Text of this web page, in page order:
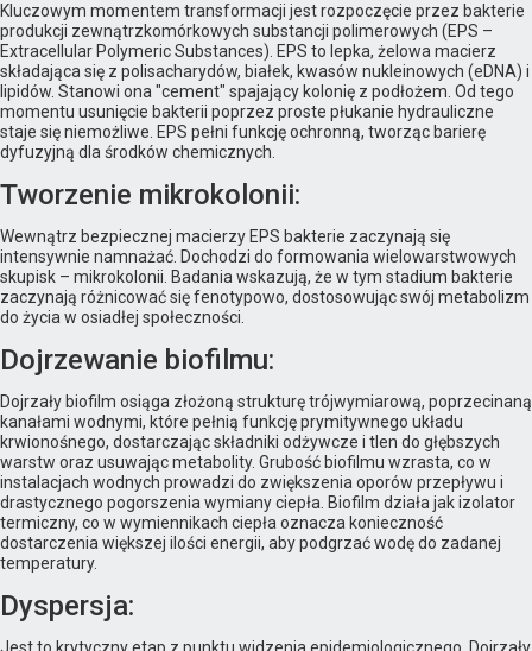
Kluczowym momentem transformacji jest rozpoczęcie przez bakterie
produkcji zewnątrzkomórkowych substancji polimerowych (EPS –
Extracellular Polymeric Substances). EPS to lepka, żelowa macierz
składająca się z polisacharydów, białek, kwasów nukleinowych (eDNA) i
lipidów. Stanowi ona "cement" spajający kolonię z podłożem. Od tego
momentu usunięcie bakterii poprzez proste płukanie hydrauliczne
staje się niemożliwe. EPS pełni funkcję ochronną, tworząc barierę
dyfuzyjną dla środków chemicznych.
Tworzenie mikrokolonii:
Wewnątrz bezpiecznej macierzy EPS bakterie zaczynają się
intensywnie namnażać. Dochodzi do formowania wielowarstwowych
skupisk – mikrokolonii. Badania wskazują, że w tym stadium bakterie
zaczynają różnicować się fenotypowo, dostosowując swój metabolizm
do życia w osiadłej społeczności.
Dojrzewanie biofilmu:
Dojrzały biofilm osiąga złożoną strukturę trójwymiarową, poprzecinaną
kanałami wodnymi, które pełnią funkcję prymitywnego układu
krwionośnego, dostarczając składniki odżywcze i tlen do głębszych
warstw oraz usuwając metabolity. Grubość biofilmu wzrasta, co w
instalacjach wodnych prowadzi do zwiększenia oporów przepływu i
drastycznego pogorszenia wymiany ciepła. Biofilm działa jak izolator
termiczny, co w wymiennikach ciepła oznacza konieczność
dostarczenia większej ilości energii, aby podgrzać wodę do zadanej
temperatury.
Dyspersja: